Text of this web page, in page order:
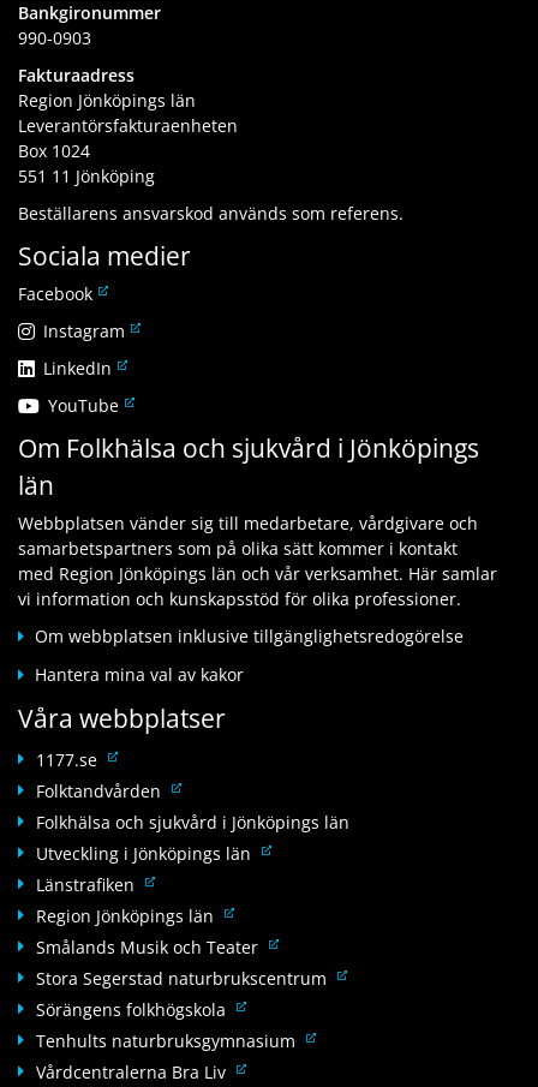
Bankgironummer
990-0903
Fakturaadress
Region Jönköpings län
Leverantörsfakturaenheten
Box 1024
551 11 Jönköping
Beställarens ansvarskod används som referens.
Sociala medier
FacebookL
n
k
i
l
n
n
a
n
e
b
p
a
t
s
Instagram L
ä
k
i
a
n
n
a
n
e
b
b
l
t
s
LinkedIn L
n
k
l
l
a
n
a
n
e
p
a
s
YouTubeL
n
i
l
l
a
n
a
w
b
p
l
a
t
Om Folkhälsa och sjukvård i Jönköpings
län
Webbplatsen vänder sig till medarbetare, vårdgivare och
samarbetspartners som på olika sätt kommer i kontakt
med Region Jönköpings län och vår verksamhet. Här samlar
vi information och kunskapsstöd för olika professioner.
Om webbplatsen inklusive tillgänglighetsredogörelse
Hantera mina val av kakor
Våra webbplatser
1177.se L
ä
k
t
i
l
a
n
n
a
Folktandvården L
ä
k
i
l
a
n
n
a
Folkhälsa och sjukvård i Jönköpings län
Utveckling i Jönköpings län L
t
i
a
Länstrafiken L
ä
n
k
t
i
l
Region Jönköpings län L
ä
k
t
i
l
Smålands Musik och Teater L
ä
t
Stora Segerstad naturbrukscentrum L
Sörängens folkhögskola L
ä
Tenhults naturbruksgymnasium L
Vårdcentralerna Bra Liv L